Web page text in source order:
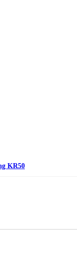
KR50